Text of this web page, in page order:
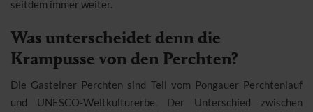
seitdem immer weiter.
Was unterscheidet denn die
Krampusse von den Perchten?
Die Gasteiner Perchten sind Teil vom Pongauer Perchtenlauf
und UNESCO-Weltkulturerbe. Der Unterschied zwischen